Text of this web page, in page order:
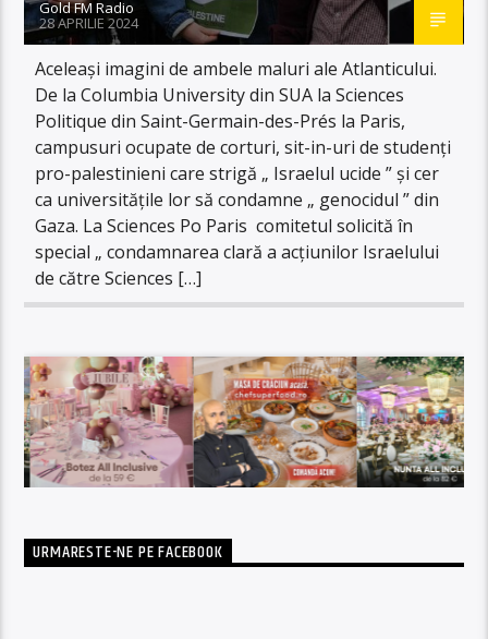
Gold FM Radio
28 APRILIE 2024
Aceleași imagini de ambele maluri ale Atlanticului.
De la Columbia University din SUA la Sciences
Politique din Saint-Germain-des-Prés la Paris,
campusuri ocupate de corturi, sit-in-uri de studenți
pro-palestinieni care strigă „ Israelul ucide ” și cer
ca universitățile lor să condamne „ genocidul ” din
Gaza. La Sciences Po Paris comitetul solicită în
special „ condamnarea clară a acțiunilor Israelului
de către Sciences […]
URMARESTE-NE PE FACEBOOK